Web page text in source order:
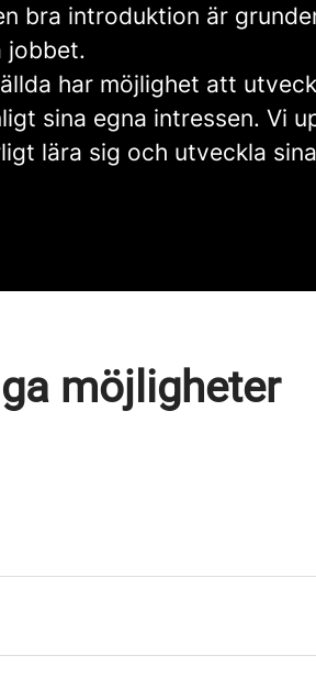
bra introduktion är
jobbet.
har möjlighet att
sina egna intressen. Vi
lära sig och utveckla
möjligheter